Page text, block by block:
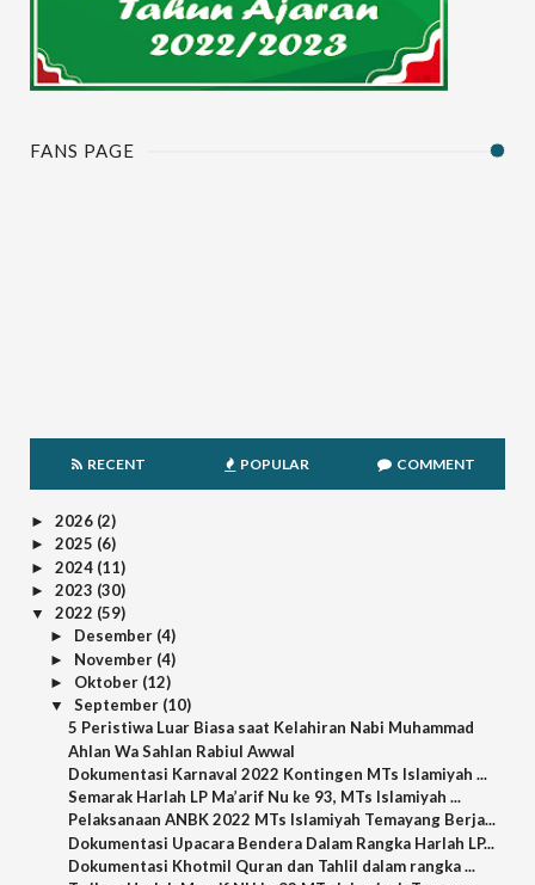
FANS PAGE
RECENT POPULAR COMMENT
► 2026 (2)
► 2025 (6)
► 2024 (11)
► 2023 (30)
▼ 2022 (59)
► Desember (4)
► November (4)
► Oktober (12)
▼ September (10)
5 Peristiwa Luar Biasa saat Kelahiran Nabi Muhammad
Ahlan Wa Sahlan Rabiul Awwal
Dokumentasi Karnaval 2022 Kontingen MTs Islamiyah ...
Semarak Harlah LP Ma’arif Nu ke 93, MTs Islamiyah ...
Pelaksanaan ANBK 2022 MTs Islamiyah Temayang Berja...
Dokumentasi Upacara Bendera Dalam Rangka Harlah LP...
Dokumentasi Khotmil Quran dan Tahlil dalam rangka ...